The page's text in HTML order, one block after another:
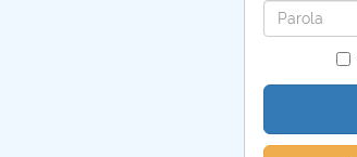
Parola